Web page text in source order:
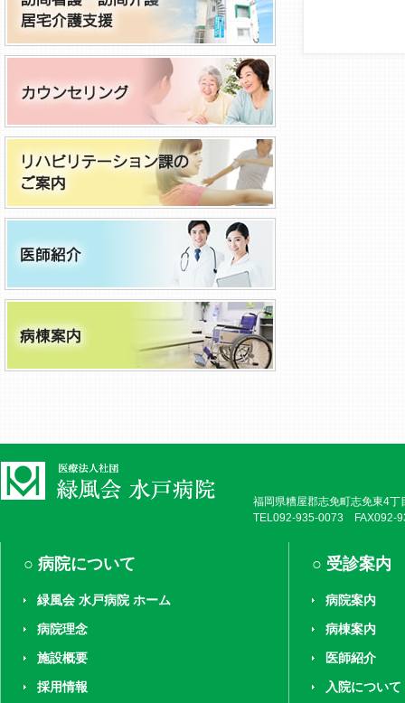
福岡県糟屋郡志免町志免東4丁
TEL092-935-0073 FAX092-
病院について
緑風会 水戸病院 ホーム
病院理念
施設概要
採用情報
受診案内
病院案内
病棟案内
医師紹介
入院について